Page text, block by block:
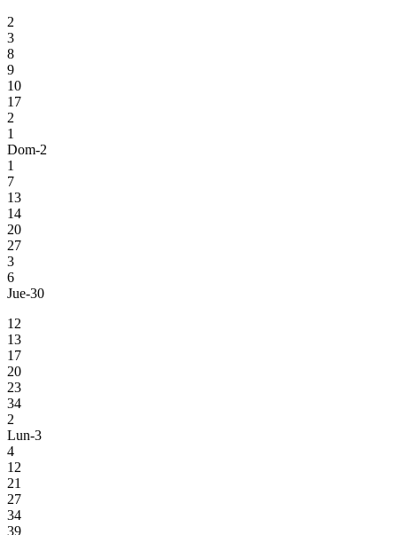
2
3
8
9
10
17
2
1
Dom-2
1
7
13
14
20
27
3
6
Jue-30
12
13
17
20
23
34
2
Lun-3
4
12
21
27
34
39